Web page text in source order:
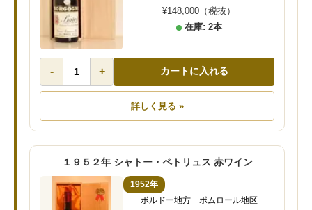
¥148,000（税抜）
在庫: 2本
- + カートに入れる
詳しく見る »
１９５２年 シャトー・ペトリュス 赤ワイン
1952年
ボルドー地方 ポムロール地区